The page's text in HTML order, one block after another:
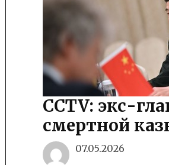
CCTV: экс-
смертной
07.05.2026